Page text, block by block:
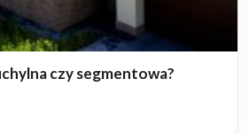
czy segmentowa?